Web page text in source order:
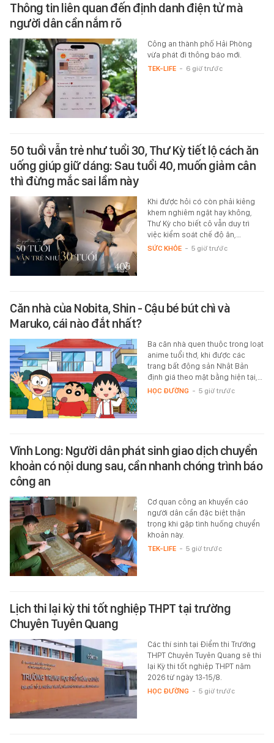
Thông tin liên quan đến định danh điện tử mà
người dân cần nắm rõ
Công an thành phố Hải Phòng
vừa phát đi thông báo mới.
TEK-LIFE - 6 giờ trước
50 tuổi vẫn trẻ như tuổi 30, Thư Kỳ tiết lộ cách ăn
uống giúp giữ dáng: Sau tuổi 40, muốn giảm cân
thì đừng mắc sai lầm này
Khi được hỏi có còn phải kiêng
khem nghiêm ngặt hay không,
Thư Kỳ cho biết cô vẫn duy trì
việc kiểm soát chế độ ăn,…
SỨC KHỎE - 5 giờ trước
Căn nhà của Nobita, Shin - Cậu bé bút chì và
Maruko, cái nào đắt nhất?
Ba căn nhà quen thuộc trong loạt
anime tuổi thơ, khi được các
trang bất động sản Nhật Bản
định giá theo mặt bằng hiện tại,…
HỌC ĐƯỜNG - 5 giờ trước
Vĩnh Long: Người dân phát sinh giao dịch chuyển
khoản có nội dung sau, cần nhanh chóng trình báo
công an
Cơ quan công an khuyến cáo
người dân cần đặc biệt thận
trọng khi gặp tình huống chuyển
khoản này.
TEK-LIFE - 5 giờ trước
Lịch thi lại kỳ thi tốt nghiệp THPT tại trường
Chuyên Tuyên Quang
Các thí sinh tại Điểm thi Trường
THPT Chuyên Tuyên Quang sẽ thi
lại Kỳ thi tốt nghiệp THPT năm
2026 từ ngày 13-15/8.
HỌC ĐƯỜNG - 5 giờ trước